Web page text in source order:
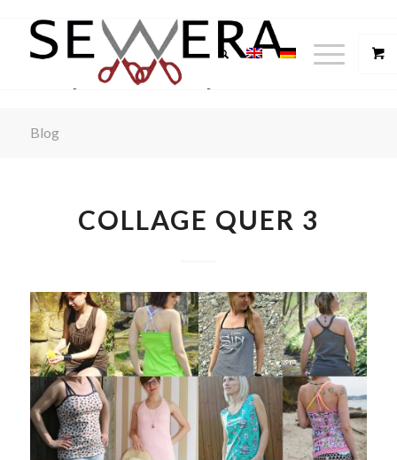
Blog
COLLAGE QUER 3